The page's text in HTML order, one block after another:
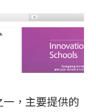
，主要提供的